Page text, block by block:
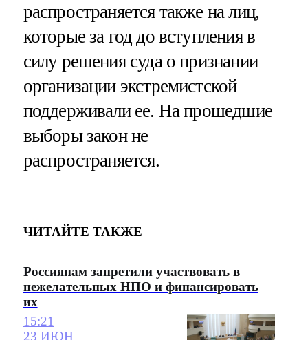
распространяется также на лиц,
которые за год до вступления в
силу решения суда о признании
организации экстремистской
поддерживали ее. На прошедшие
выборы закон не
распространяется.
ЧИТАЙТЕ ТАКЖЕ
Россиянам запретили участвовать в
нежелательных НПО и финансировать
их
15:21
23 ИЮН